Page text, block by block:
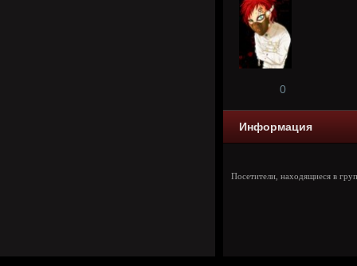
0
Информация
Посетители, находящиеся в